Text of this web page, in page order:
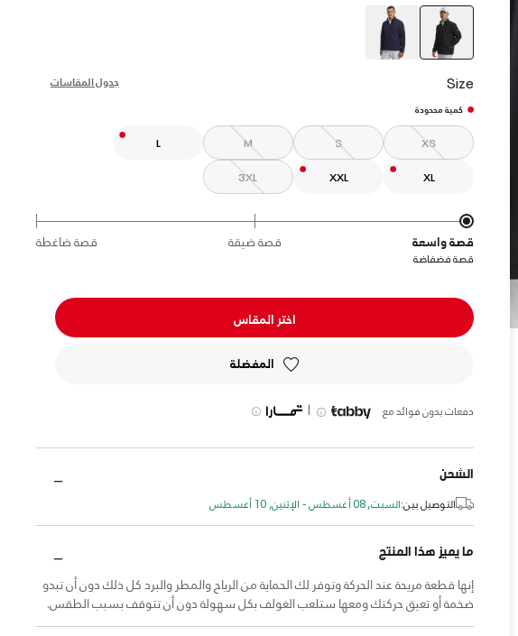
Size جدول المقاسات
كمية محدودة
XS
S
M
L
XL
XXL
3XL
قصة واسعة قصة ضيقة قصة ضاغطة
قصة فضفاضة
اختر المقاس
المفضلة
دفعات بدون فوائد مع |
الشحن
التوصيل بين:السبت, 08 أغسطس - الإثنين, 10 أغسطس
ما يميز هذا المنتج
إنها قطعة مريحة عند الحركة وتوفر لك الحماية من الرياح والمطر والبرد كل ذلك دون أن تبدو
ضخمة أو تعيق حركتك ومعها ستلعب الغولف بكل سهولة دون أن تتوقف بسبب الطقس.